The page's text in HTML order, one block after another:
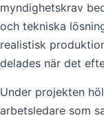
myndighetskrav
och tekniska
realistisk
delades när det
Under projekten
arbetsledare som